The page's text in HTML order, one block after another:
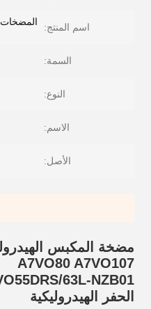
اسم المنتج:
المضخات
السمة:
النوع:
الاسم:
الأصل:
A7VO80 A7VO107
63L-NZB01
الحفر الهيدروليكية